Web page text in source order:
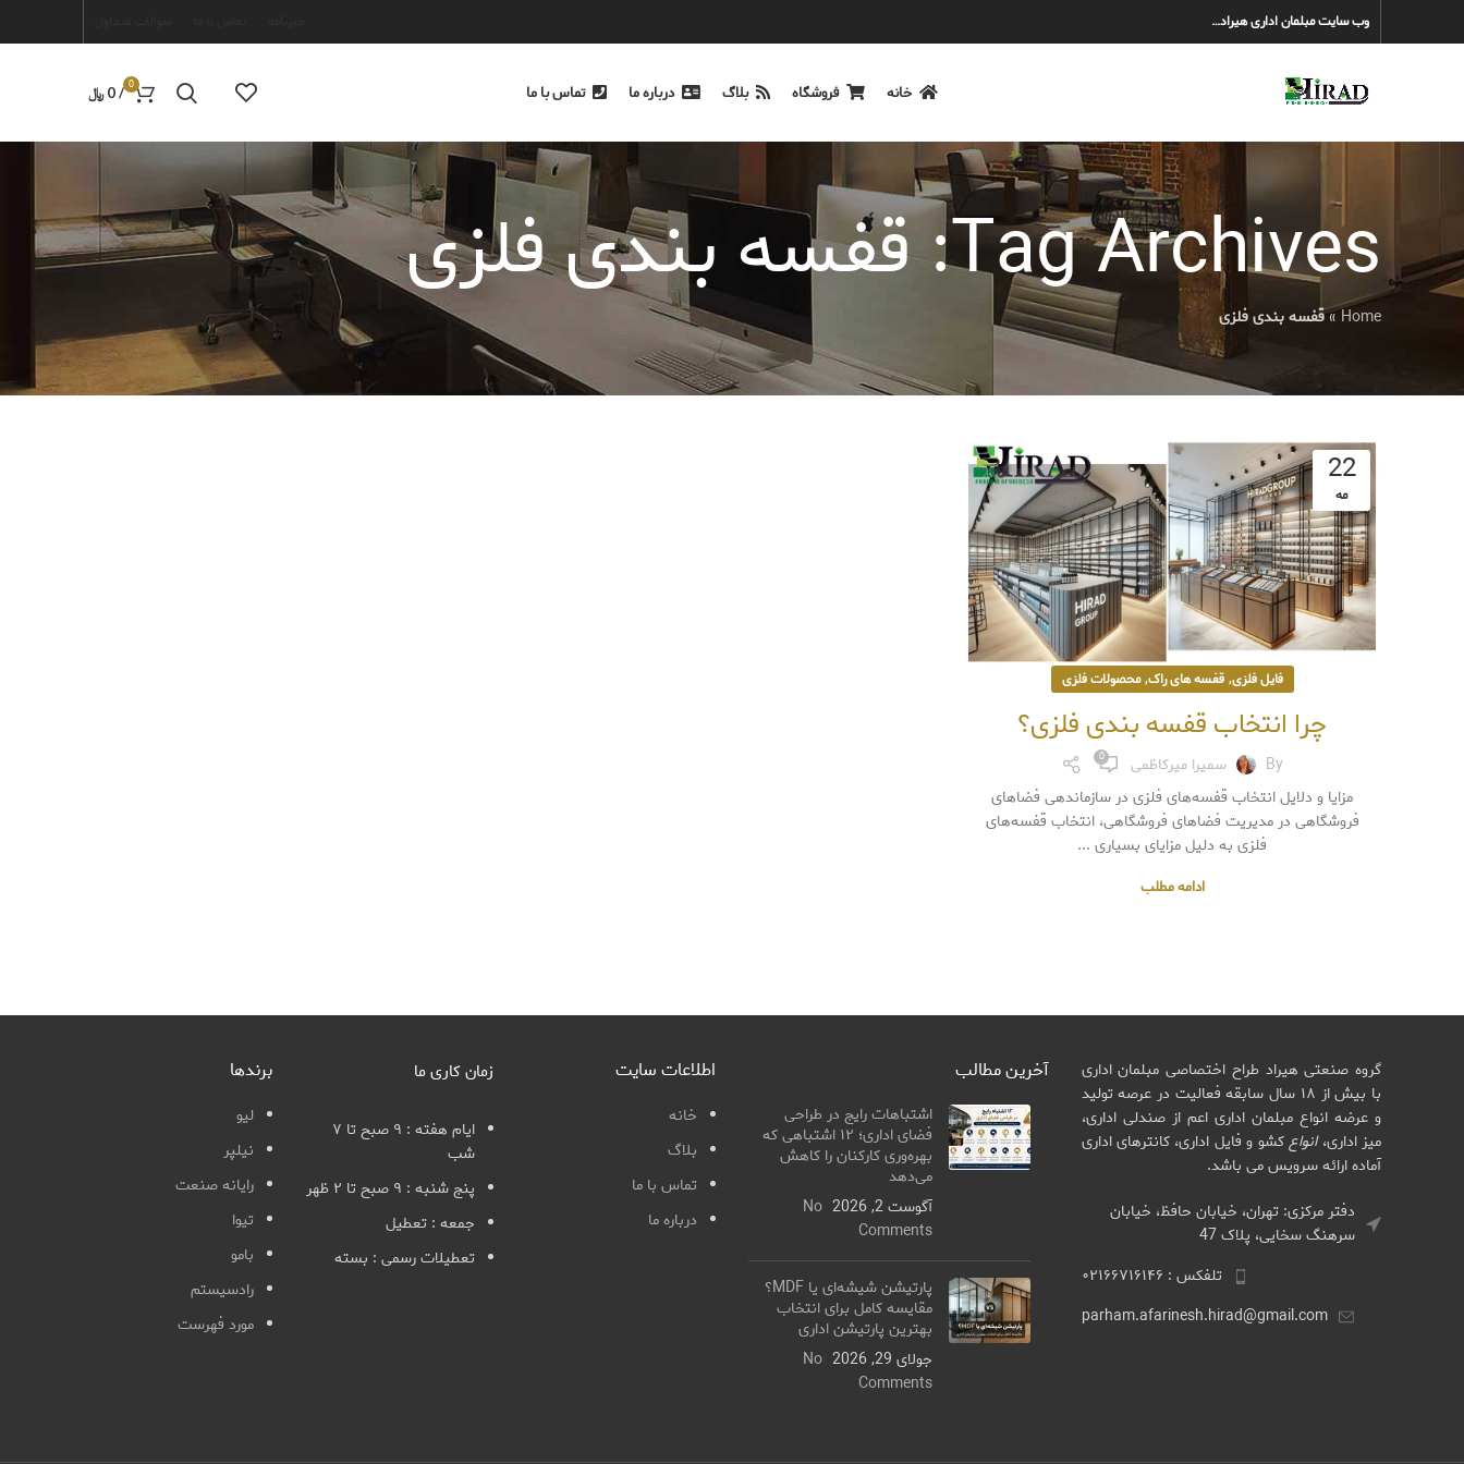
وب سایت مبلمان اداری هیراد…
خانه فروشگاه بلاگ درباره ما تماس با ما 0
/
0 ﷼
Tag Archives: قفسه بندی فلزی
Home
»قفسه بندی فلزی
22
مه
فایل فلزی,قفسه های راک,محصولات فلزی
چرا انتخاب قفسه بندی فلزی؟
By سمیرا میرکاظمی 0
مزایا و دلایل انتخاب قفسه‌های فلزی در سازماندهی فضاهای
فروشگاهی در مدیریت فضاهای فروشگاهی، انتخاب قفسه‌های
فلزی به دلیل مزایای بسیاری ...
ادامه مطلب
گروه صنعتی هیراد طراح اختصاصی مبلمان اداری
با بیش از ۱۸ سال سابقه فعالیت در عرصه تولید
و عرضه انواع مبلمان اداری اعم از صندلی اداری،
میز اداری،انواعکشو و فایل اداری، کانترهای اداری
آماده ارائه سرویس می باشد.
دفتر مرکزی: تهران، خیابان حافظ، خیابان
سرهنگ سخایی، پلاک 47
تلفکس : ۰۲۱۶۶۷۱۶۱۴۶
parham.afarinesh.hirad@gmail.com
آخرین مطالب
اشتباهات رایج در طراحی
فضای اداری؛ ۱۲ اشتباهی که
بهره‌وری کارکنان را کاهش
می‌دهد
آگوست 2, 2026
No
Comments
پارتیشن شیشه‌ای یا MDF؟
مقایسه کامل برای انتخاب
بهترین پارتیشن اداری
جولای 29, 2026
No
Comments
اطلاعات سایت
خانه
بلاگ
تماس با ما
درباره ما
زمان کاری ما
ایام هفته : ۹ صبح تا ۷
شب
پنج شنبه : ۹ صبح تا ۲ ظهر
جمعه : تعطیل
تعطیلات رسمی : بسته
برندها
لیو
نیلپر
رایانه صنعت
تیوا
بامو
رادسیستم
مورد فهرست